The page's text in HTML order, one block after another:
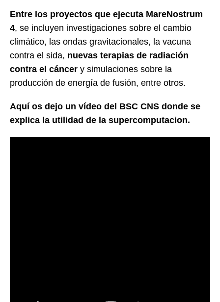
Entre los proyectos que ejecuta MareNostrum
4, se incluyen investigaciones sobre el cambio
climático, las ondas gravitacionales, la vacuna
contra el sida, nuevas terapias de radiación
contra el cáncer y simulaciones sobre la
producción de energía de fusión, entre otros.
Aquí os dejo un vídeo del BSC CNS donde se
explica la utilidad de la supercomputacion.